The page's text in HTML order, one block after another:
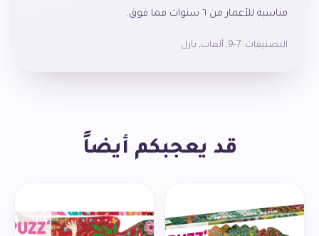
مناسبة للأعمار من ٦ سنوات فما فوق.
التصنيفات: 7-9
, ألعاب, بازل
قد يعجبكم أيضاً